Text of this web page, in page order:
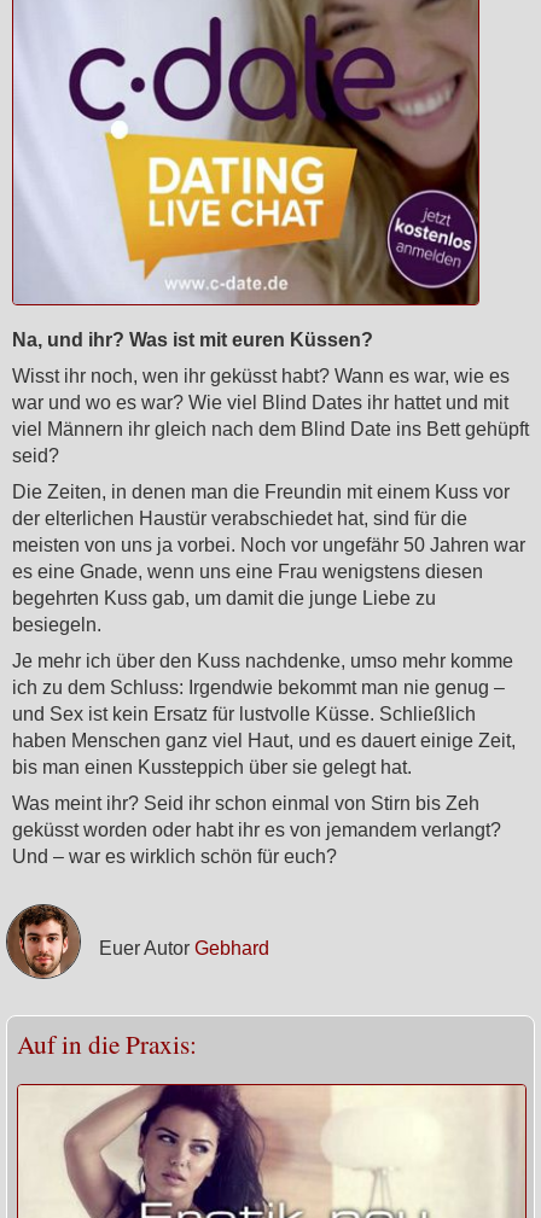
Na, und ihr? Was ist mit euren Küssen?
Wisst ihr noch, wen ihr geküsst habt? Wann es war, wie es
war und wo es war? Wie viel Blind Dates ihr hattet und mit
viel Männern ihr gleich nach dem Blind Date ins Bett gehüpft
seid?
Die Zeiten, in denen man die Freundin mit einem Kuss vor
der elterlichen Haustür verabschiedet hat, sind für die
meisten von uns ja vorbei. Noch vor ungefähr 50 Jahren war
es eine Gnade, wenn uns eine Frau wenigstens diesen
begehrten Kuss gab, um damit die junge Liebe zu
besiegeln.
Je mehr ich über den Kuss nachdenke, umso mehr komme
ich zu dem Schluss: Irgendwie bekommt man nie genug –
und Sex ist kein Ersatz für lustvolle Küsse. Schließlich
haben Menschen ganz viel Haut, und es dauert einige Zeit,
bis man einen Kussteppich über sie gelegt hat.
Was meint ihr? Seid ihr schon einmal von Stirn bis Zeh
geküsst worden oder habt ihr es von jemandem verlangt?
Und – war es wirklich schön für euch?
Euer Autor Gebhard
Auf in die Praxis: